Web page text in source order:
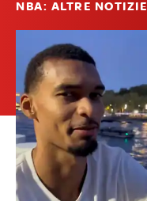
NBA: ALTRE NOTIZIE